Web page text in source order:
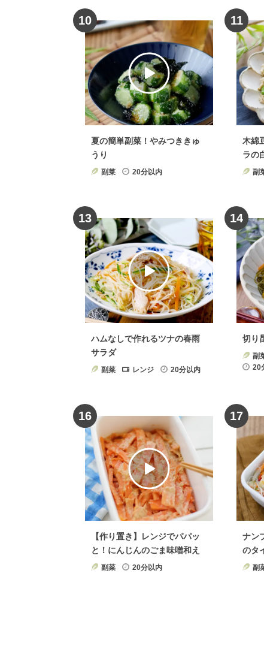
10
夏の簡単副菜！やみつききゅ
うり
副菜 20分以内
11
木綿
ラの
副
13
ハムなしで作れるツナの春雨
サラダ
副菜 レンジ 20分以内
14
切り
副
20
16
【作り置き】レンジでパパッ
と！にんじんのごま味噌和え
副菜 20分以内
17
ナン
のタ
副